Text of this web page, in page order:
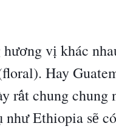
hương vị khác
Hay
y rất chung chung
nhưEthiopia sẽ có